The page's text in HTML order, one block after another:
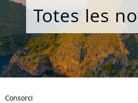
Totes les
Consorci